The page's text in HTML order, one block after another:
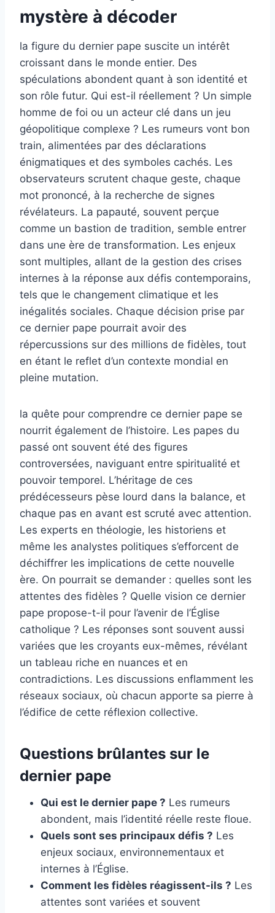
mystère à décoder
la figure du dernier pape suscite un intérêt
croissant dans le monde entier. Des
spéculations abondent quant à son identité et
son rôle futur. Qui est-il réellement ? Un simple
homme de foi ou un acteur clé dans un jeu
géopolitique complexe ? Les rumeurs vont bon
train, alimentées par des déclarations
énigmatiques et des symboles cachés. Les
observateurs scrutent chaque geste, chaque
mot prononcé, à la recherche de signes
révélateurs. La papauté, souvent perçue
comme un bastion de tradition, semble entrer
dans une ère de transformation. Les enjeux
sont multiples, allant de la gestion des crises
internes à la réponse aux défis contemporains,
tels que le changement climatique et les
inégalités sociales. Chaque décision prise par
ce dernier pape pourrait avoir des
répercussions sur des millions de fidèles, tout
en étant le reflet d’un contexte mondial en
pleine mutation.
la quête pour comprendre ce dernier pape se
nourrit également de l’histoire. Les papes du
passé ont souvent été des figures
controversées, naviguant entre spiritualité et
pouvoir temporel. L’héritage de ces
prédécesseurs pèse lourd dans la balance, et
chaque pas en avant est scruté avec attention.
Les experts en théologie, les historiens et
même les analystes politiques s’efforcent de
déchiffrer les implications de cette nouvelle
ère. On pourrait se demander : quelles sont les
attentes des fidèles ? Quelle vision ce dernier
pape propose-t-il pour l’avenir de l’Église
catholique ? Les réponses sont souvent aussi
variées que les croyants eux-mêmes, révélant
un tableau riche en nuances et en
contradictions. Les discussions enflamment les
réseaux sociaux, où chacun apporte sa pierre à
l’édifice de cette réflexion collective.
Questions brûlantes sur le
dernier pape
Qui est le dernier pape ? Les rumeurs
abondent, mais l’identité réelle reste floue.
Quels sont ses principaux défis ? Les
enjeux sociaux, environnementaux et
internes à l’Église.
Comment les fidèles réagissent-ils ? Les
attentes sont variées et souvent